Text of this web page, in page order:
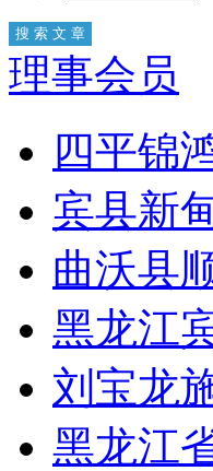
理事会员
四平锦
宾县新
曲沃县
黑龙江
刘宝龙
黑龙江